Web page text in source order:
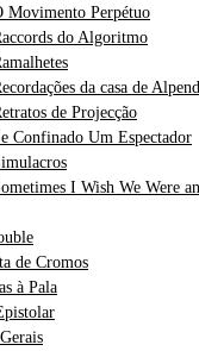
Movimento Perpétuo
do Algoritmo
da casa de
de Projecção
Confinado Um Espectador
I Wish We Were
de Cromos
à Pala